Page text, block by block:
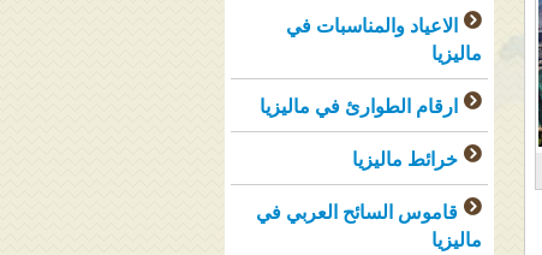
الاعياد والمناسبات في
ماليزيا
ارقام الطوارئ في ماليزيا
خرائط ماليزيا
قاموس السائح العربي في
ماليزيا